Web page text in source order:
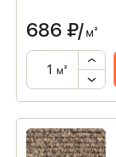
686 ₽/м²
м²